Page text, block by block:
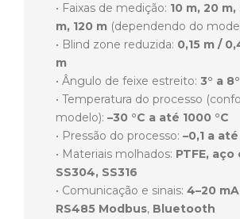
• Faixas de medição: 10 m, 20
m, 120 m (dependendo do
• Blind zone reduzida: 0,15 m /
m
• Ângulo de feixe estreito: 3° a 8°
• Temperatura do processo
modelo): –30 °C a até 1000 °C
• Pressão do processo: –0,1 a
• Materiais molhados: PTFE,
SS304, SS316
• Comunicação e sinais: 4–20 mA
RS485 Modbus, Bluetooth